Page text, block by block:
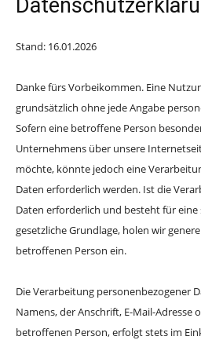
Stand: 16.01.2026
Danke fürs Vorbeikommen. Eine
grundsätzlich ohne jede Angabe
Sofern eine betroffene Person
Unternehmens über unsere
möchte, könnte jedoch eine
Daten erforderlich werden. Ist die
Daten erforderlich und besteht für
gesetzliche Grundlage, holen wir
betroffenen Person ein.
Die Verarbeitung personenbezogener
Namens, der Anschrift, E-Mail-Adresse
betroffenen Person, erfolgt stets im